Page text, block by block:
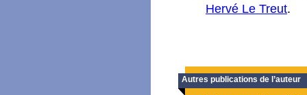
Hervé Le Treut.
Autres publications de l’auteur